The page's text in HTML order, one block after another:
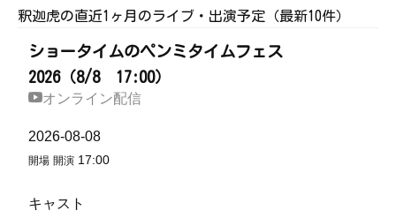
釈迦虎の直近1ヶ月のライブ・出演予定（最新10件）
ショータイムのペンミタイムフェス
2026（8/8 17:00）
オンライン配信
2026-08-08
開場 開演 17:00
キャスト